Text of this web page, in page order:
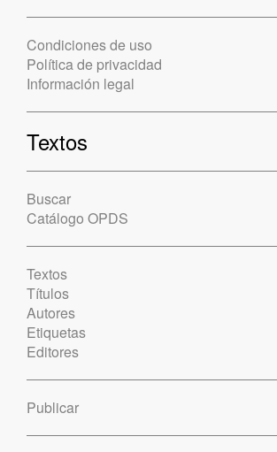
Condiciones de uso
Política de privacidad
Información legal
Textos
Buscar
Catálogo OPDS
Textos
Títulos
Autores
Etiquetas
Editores
Publicar